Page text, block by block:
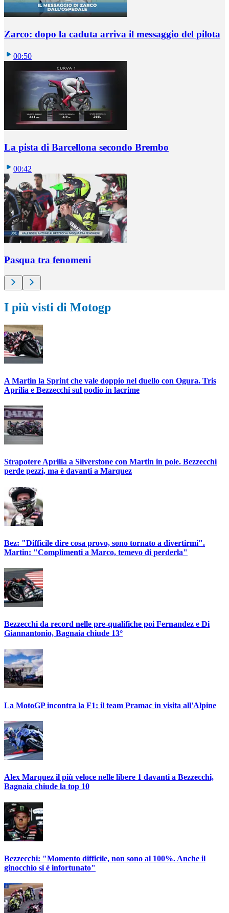
Zarco: dopo la caduta arriva il messaggio del pilota
00:50
La pista di Barcellona secondo Brembo
00:42
Pasqua tra fenomeni
I più visti di Motogp
A Martin la Sprint che vale doppio nel duello con Ogura. Tris
Aprilia e Bezzecchi sul podio in lacrime
Strapotere Aprilia a Silverstone con Martin in pole. Bezzecchi
perde pezzi, ma è davanti a Marquez
Bez: "Difficile dire cosa provo, sono tornato a divertirmi".
Martin: "Complimenti a Marco, temevo di perderla"
Bezzecchi da record nelle pre-qualifiche poi Fernandez e Di
Giannantonio, Bagnaia chiude 13°
La MotoGP incontra la F1: il team Pramac in visita all'Alpine
Alex Marquez il più veloce nelle libere 1 davanti a Bezzecchi,
Bagnaia chiude la top 10
Bezzecchi: "Momento difficile, non sono al 100%. Anche il
ginocchio si è infortunato"